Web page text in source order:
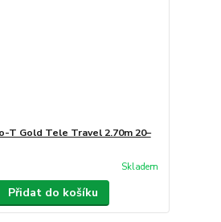
T Gold Tele Travel 2.70m 20–
Skladem
Přidat do košíku